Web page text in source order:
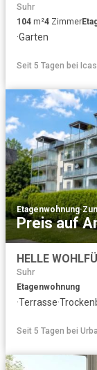
Suhr
104 m²4 Zimmer
·Garten
Seit 5 Tagen bei
Etagenwohnung·
Preis auf
Suhr
Etagenwohnung
·Terrasse·
Seit 5 Tagen bei